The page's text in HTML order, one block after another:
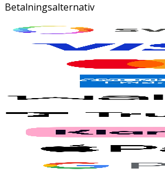
Betalningsalternativ